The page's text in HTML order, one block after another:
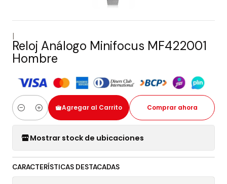
|
Reloj Análogo Minifocus MF422001
Hombre
Cantidad
Agregar al Carrito Comprar ahora
Mostrar stock de ubicaciones
CARACTERÍSTICAS DESTACADAS